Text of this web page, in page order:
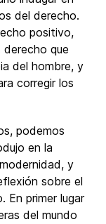
del derecho.
positivo,
que
del hombre, y
corregir los
podemos
en la
y
sobre el
En primer lugar
del mundo